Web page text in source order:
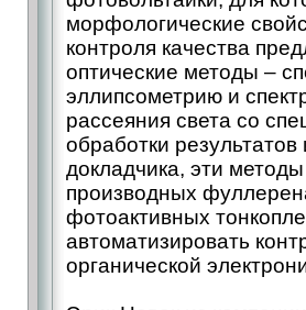
морфологические
контроля качества
оптические методы –
эллипсометрию и
рассеяния света со
обработки
докладчика, эти
производных
фотоактивных
автоматизировать
органической